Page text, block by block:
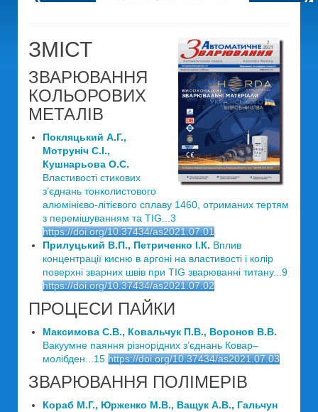
ЗМІСТ
ЗВАРЮВАННЯ
КОЛЬОРОВИХ
МЕТАЛІВ
Покляцький А.Г.,
Мотруніч С.І.,
Кушнарьова О.С.
Властивості стикових
з’єднань тонколистового
алюмінієво-літієвого сплаву 1460, отриманих тертям
з перемішуванням та TIG...3
https://doi.org/10.37434/as2021.07.01
Прилуцький В.П., Петриченко І.К. Вплив
концентрації кисню в аргоні на властивості і колір
поверхні зварних швів при TIG зварюванні титану...9
https://doi.org/10.37434/as2021.07.02
ПРОЦЕСИ ПАЙКИ
Максимова С.В., Ковальчук П.В., Воронов В.В.
Вакуумне паяння різнорідних з’єднань Ковар–
молібден...15 https://doi.org/10.37434/as2021.07.03
ЗВАРЮВАННЯ ПОЛІМЕРІВ
Кораб М.Г., Юрженко М.В., Ващук А.В., Гальчун